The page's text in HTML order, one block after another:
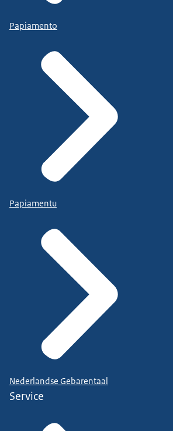
Papiamento
Papiamentu
Nederlandse Gebarentaal
Service